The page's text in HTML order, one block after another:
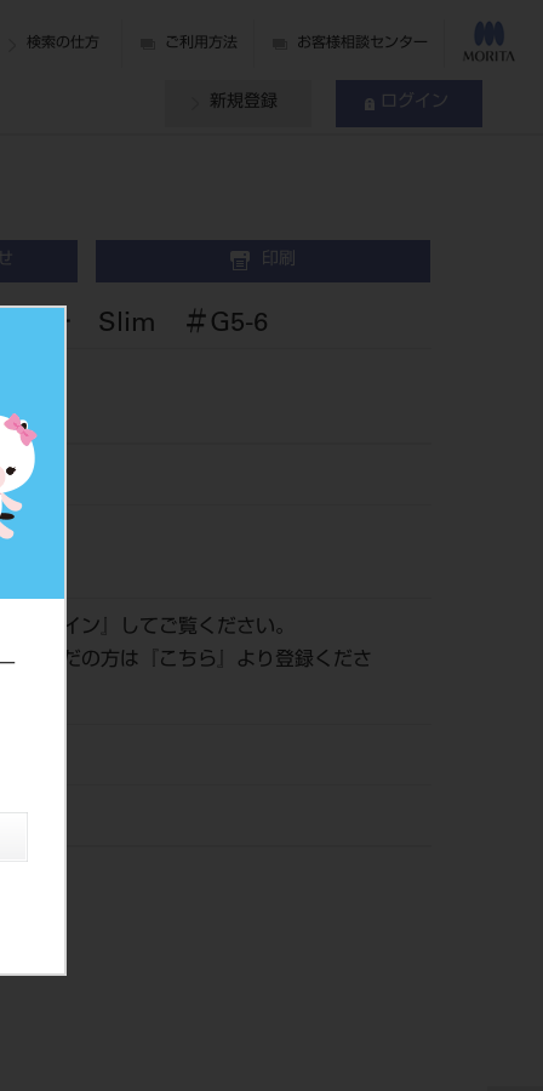
検索の仕方 ご利用方法 お客様相談センター
新規登録 ログイン
印刷
ィー Slim ＃G5-6
ログイン 』してご覧ください。
がまだの方は『
こちら 』より登録くださ